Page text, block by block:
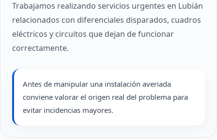
Trabajamos realizando servicios urgentes en Lubián
relacionados con diferenciales disparados, cuadros
eléctricos y circuitos que dejan de funcionar
correctamente.
Antes de manipular una instalación averiada
conviene valorar el origen real del problema para
evitar incidencias mayores.